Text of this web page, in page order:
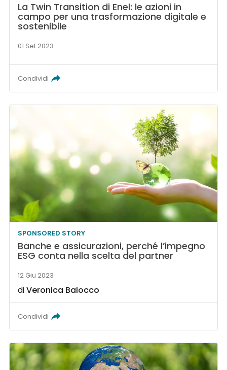
La Twin Transition di Enel: le azioni in
campo per una trasformazione digitale e
sostenibile
01 Set 2023
Condividi
SPONSORED STORY
Banche e assicurazioni, perché l’impegno
ESG conta nella scelta del partner
12 Giu 2023
diVeronica Balocco
Condividi